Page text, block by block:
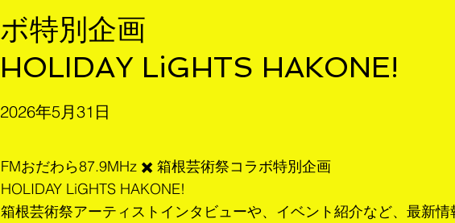
ボ特別企画
HOLIDAY LiGHTS HAKONE!
2026年5月31日
FMおだわら87.9MHz ✖️ 箱根芸術祭コラボ特別企画
HOLIDAY LiGHTS HAKONE!
箱根芸術祭アーティストインタビューや、イベント紹介など、最新